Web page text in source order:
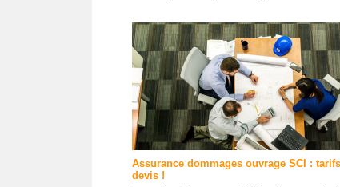
Assurance dommages ouvrage SCI :
devis !